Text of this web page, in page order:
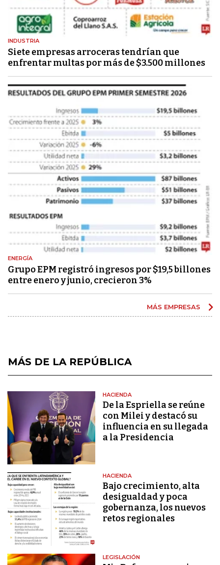
INDUSTRIA
Siete empresas arroceras tendrían que
enfrentar multas por más de $3.500 millones
ENERGÍA
Grupo EPM registró ingresos por $19,5 billones
entre enero y junio, crecieron 3%
MÁS EMPRESAS
MÁS DE LA REPÚBLICA
HACIENDA
De la Espriella se reúne
con Milei y destacó su
influencia en su llegada
a la Presidencia
HACIENDA
Bajo crecimiento, alta
desigualdad y poca
gobernanza, los nuevos
retos regionales
LEGISLACIÓN